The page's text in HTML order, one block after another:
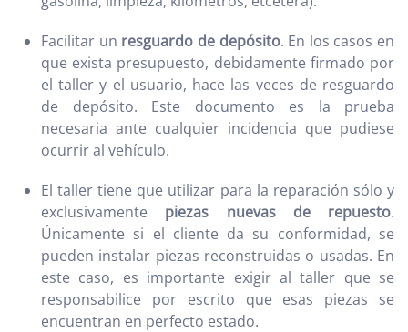
Facilitar un resguardo de depósito. En los casos en
que exista presupuesto, debidamente firmado por
el taller y el usuario, hace las veces de resguardo
de depósito. Este documento es la prueba
necesaria ante cualquier incidencia que pudiese
ocurrir al vehículo.
El taller tiene que utilizar para la reparación sólo y
exclusivamente piezas nuevas de repuesto.
Únicamente si el cliente da su conformidad, se
pueden instalar piezas reconstruidas o usadas. En
este caso, es importante exigir al taller que se
responsabilice por escrito que esas piezas se
encuentran en perfecto estado.